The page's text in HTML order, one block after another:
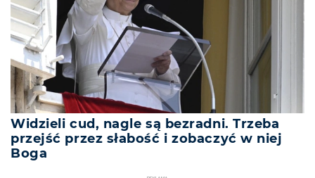
Widzieli cud, nagle są bezradni. Trzeba
przejść przez słabość i zobaczyć w niej
Boga